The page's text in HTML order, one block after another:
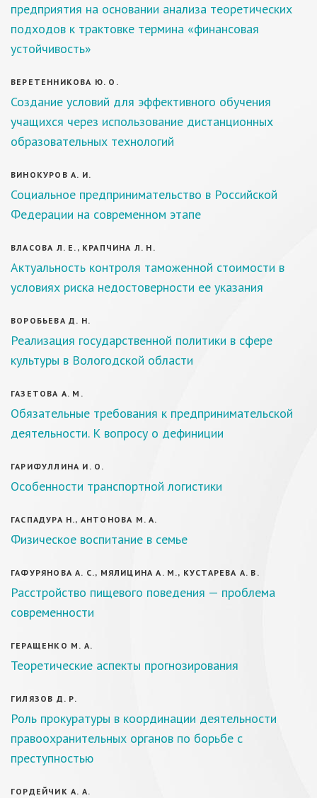
предприятия на основании анализа теоретических
подходов к трактовке термина «финансовая
устойчивость»
ВЕРЕТЕННИКОВА Ю. О.
Создание условий для эффективного обучения
учащихся через использование дистанционных
образовательных технологий
ВИНОКУРОВ А. И.
Социальное предпринимательство в Российской
Федерации на современном этапе
ВЛАСОВА Л. Е., КРАПЧИНА Л. Н.
Актуальность контроля таможенной стоимости в
условиях риска недостоверности ее указания
ВОРОБЬЕВА Д. Н.
Реализация государственной политики в сфере
культуры в Вологодской области
ГАЗЕТОВА А. М.
Обязательные требования к предпринимательской
деятельности. К вопросу о дефиниции
ГАРИФУЛЛИНА И. О.
Особенности транспортной логистики
ГАСПАДУРА Н., АНТОНОВА М. А.
Физическое воспитание в семье
ГАФУРЯНОВА А. С., МЯЛИЦИНА А. М., КУСТАРЕВА А. В.
Расстройство пищевого поведения — проблема
современности
ГЕРАЩЕНКО М. А.
Теоретические аспекты прогнозирования
ГИЛЯЗОВ Д. Р.
Роль прокуратуры в координации деятельности
правоохранительных органов по борьбе с
преступностью
ГОРДЕЙЧИК А. А.